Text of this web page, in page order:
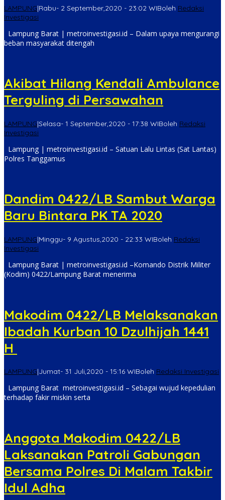
LAMPUNG|Rabu- 2 September,2020 - 23:02 WIBoleh Redaksi
Investigasi
Lampung Barat | metroinvestigasi.id – Dalam upaya mengurangi
beban masyarakat ditengah
Akibat Hilang Kendali Ambulance
Terguling di Persawahan
LAMPUNG|Selasa- 1 September,2020 - 17:38 WIBoleh Redaksi
Investigasi
Lampung | metroinvestigasi.id – Satuan Lalu Lintas (Sat Lantas)
Polres Tanggamus
Dandim 0422/LB Sambut Warga
Baru Bintara PK TA 2020
LAMPUNG|Minggu- 9 Agustus,2020 - 22:33 WIBoleh Redaksi
Investigasi
Lampung Barat | metroinvestigasi.id –Komando Distrik Militer
(Kodim) 0422/Lampung Barat menerima
Makodim 0422/LB Melaksanakan
Ibadah Kurban 10 Dzulhijah 1441
H
LAMPUNG|Jumat- 31 Juli,2020 - 15:16 WIBoleh Redaksi Investigasi
Lampung Barat metroinvestigasi.id – Sebagai wujud kepedulian
terhadap fakir miskin serta
Anggota Makodim 0422/LB
Laksanakan Patroli Gabungan
Bersama Polres Di Malam Takbir
Idul Adha